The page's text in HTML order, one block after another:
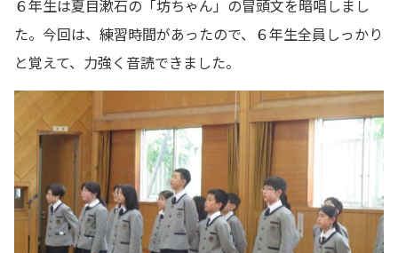
６年生は夏目漱石の「坊ちゃん」の冒頭文を暗唱しまし
た。今回は、練習時間があったので、６年生全員しっかり
と覚えて、力強く音読できました。